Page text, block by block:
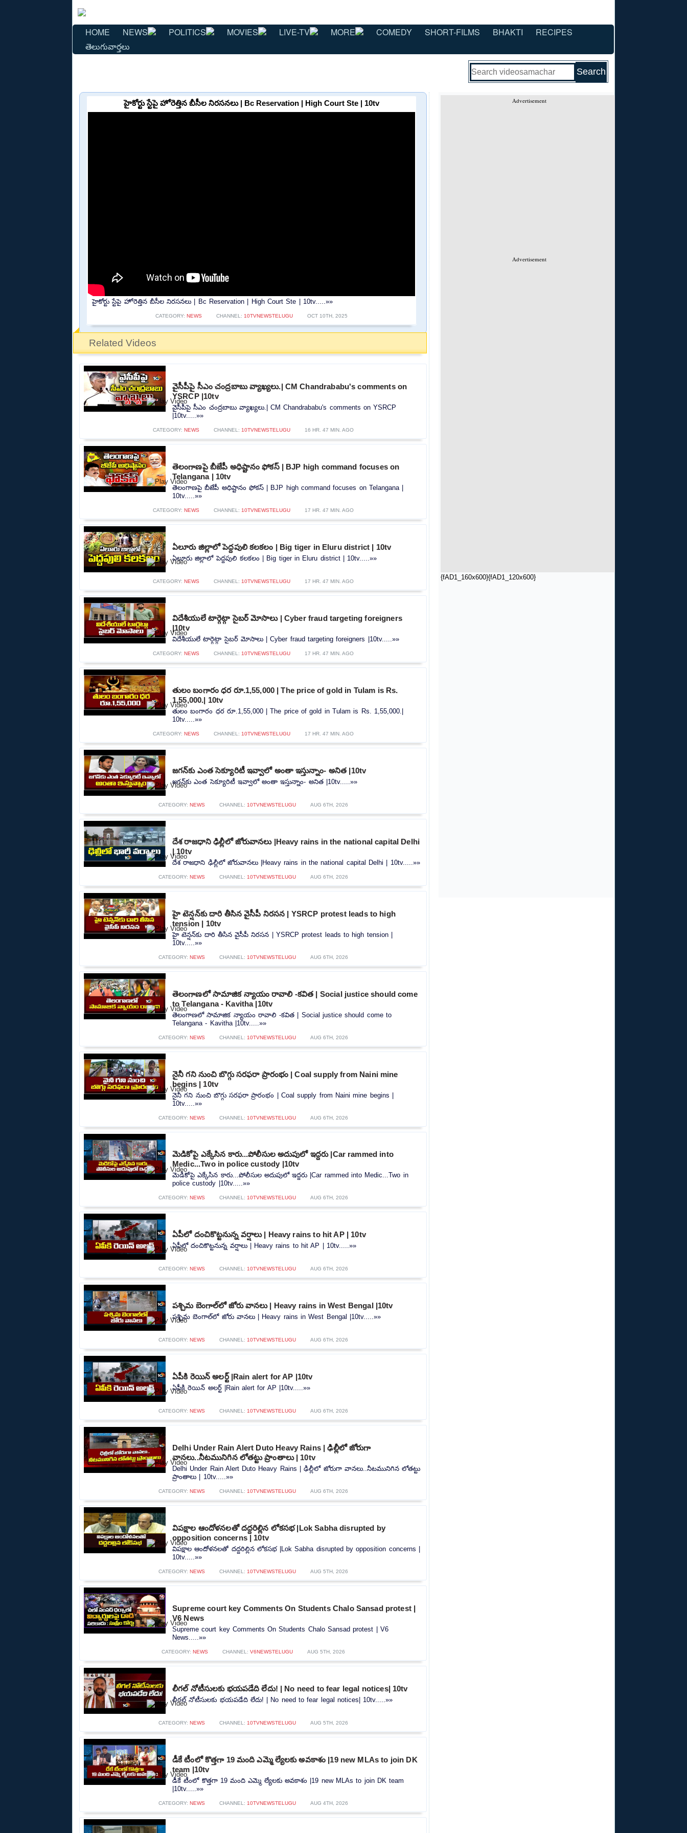
HOME NEWS POLITICS MOVIES LIVE-TV MORE COMEDY SHORT-FILMS BHAKTI
RECIPES
తెలుగువార్తలు
Advertisement
Advertisement
{fAD1_160x600}{fAD1_120x600}
హైకోర్టు స్టేపై హోరెత్తిన బీసీల నిరసనలు | Bc Reservation | High Court Ste | 10tv
హైకోర్టు స్టేపై హోరెత్తిన బీసీల నిరసనలు | Bc Reservation | High Court Ste | 10tv.....»»
CATEGORY: NEWS CHANNEL: 10TVNEWSTELUGU OCT 10TH, 2025
Related Videos
వైసీపీపై సీఎం చంద్రబాబు వ్యాఖ్యలు.| CM Chandrababu's comments on
YSRCP |10tv
వైసీపీపై సీఎం చంద్రబాబు వ్యాఖ్యలు.| CM Chandrababu's comments on YSRCP
|10tv.....»»
CATEGORY: NEWS CHANNEL: 10TVNEWSTELUGU 16 HR. 47 MIN. AGO
తెలంగాణపై బీజేపీ అధిష్టానం ఫోకస్ | BJP high command focuses on
Telangana | 10tv
తెలంగాణపై బీజేపీ అధిష్టానం ఫోకస్ | BJP high command focuses on Telangana |
10tv.....»»
CATEGORY: NEWS CHANNEL: 10TVNEWSTELUGU 17 HR. 47 MIN. AGO
ఏలూరు జిల్లాలో పెద్దపులి కలకలం | Big tiger in Eluru district | 10tv
ఏలూరు జిల్లాలో పెద్దపులి కలకలం | Big tiger in Eluru district | 10tv.....»»
CATEGORY: NEWS CHANNEL: 10TVNEWSTELUGU 17 HR. 47 MIN. AGO
విదేశీయులే టార్గెట్గా సైబర్ మోసాలు | Cyber ​​fraud targeting foreigners
|10tv
విదేశీయులే టార్గెట్గా సైబర్ మోసాలు | Cyber ​​fraud targeting foreigners |10tv.....»»
CATEGORY: NEWS CHANNEL: 10TVNEWSTELUGU 17 HR. 47 MIN. AGO
తులం బంగారం ధర రూ.1,55,000 | The price of gold in Tulam is Rs.
1,55,000.| 10tv
తులం బంగారం ధర రూ.1,55,000 | The price of gold in Tulam is Rs. 1,55,000.|
10tv.....»»
CATEGORY: NEWS CHANNEL: 10TVNEWSTELUGU 17 HR. 47 MIN. AGO
జగన్‌కు ఎంత సెక్యూరిటీ ఇవ్వాలో అంతా ఇస్తున్నాం- అనిత |10tv
జగన్‌కు ఎంత సెక్యూరిటీ ఇవ్వాలో అంతా ఇస్తున్నాం- అనిత |10tv.....»»
CATEGORY: NEWS CHANNEL: 10TVNEWSTELUGU AUG 6TH, 2026
దేశ రాజధాని ఢిల్లీలో జోరువానలు |Heavy rains in the national capital Delhi
| 10tv
దేశ రాజధాని ఢిల్లీలో జోరువానలు |Heavy rains in the national capital Delhi | 10tv.....»»
CATEGORY: NEWS CHANNEL: 10TVNEWSTELUGU AUG 6TH, 2026
హై టెన్షన్‌కు దారి తీసిన వైసీపీ నిరసన | YSRCP protest leads to high
tension | 10tv
హై టెన్షన్‌కు దారి తీసిన వైసీపీ నిరసన | YSRCP protest leads to high tension |
10tv.....»»
CATEGORY: NEWS CHANNEL: 10TVNEWSTELUGU AUG 6TH, 2026
తెలంగాణలో సామాజిక న్యాయం రావాలి -కవిత | Social justice should come
to Telangana - Kavitha |10tv
తెలంగాణలో సామాజిక న్యాయం రావాలి -కవిత | Social justice should come to
Telangana - Kavitha |10tv.....»»
CATEGORY: NEWS CHANNEL: 10TVNEWSTELUGU AUG 6TH, 2026
నైనీ గని నుంచి బొగ్గు సరఫరా ప్రారంభం | Coal supply from Naini mine
begins | 10tv
నైనీ గని నుంచి బొగ్గు సరఫరా ప్రారంభం | Coal supply from Naini mine begins |
10tv.....»»
CATEGORY: NEWS CHANNEL: 10TVNEWSTELUGU AUG 6TH, 2026
మెడికోపై ఎక్కేసిన కారు...పోలీసుల అదుపులో ఇద్దరు |Car rammed into
Medic...Two in police custody |10tv
మెడికోపై ఎక్కేసిన కారు...పోలీసుల అదుపులో ఇద్దరు |Car rammed into Medic...Two in
police custody |10tv.....»»
CATEGORY: NEWS CHANNEL: 10TVNEWSTELUGU AUG 6TH, 2026
ఏపీలో దంచికొట్టనున్న వర్షాలు | Heavy rains to hit AP | 10tv
ఏపీలో దంచికొట్టనున్న వర్షాలు | Heavy rains to hit AP | 10tv.....»»
CATEGORY: NEWS CHANNEL: 10TVNEWSTELUGU AUG 6TH, 2026
పశ్చిమ బెంగాల్‌లో జోరు వానలు | Heavy rains in West Bengal |10tv
పశ్చిమ బెంగాల్‌లో జోరు వానలు | Heavy rains in West Bengal |10tv.....»»
CATEGORY: NEWS CHANNEL: 10TVNEWSTELUGU AUG 6TH, 2026
ఏపీకి రెయిన్ అలర్ట్ |Rain alert for AP |10tv
ఏపీకి రెయిన్ అలర్ట్ |Rain alert for AP |10tv.....»»
CATEGORY: NEWS CHANNEL: 10TVNEWSTELUGU AUG 6TH, 2026
Delhi Under Rain Alert Duto Heavy Rains | ఢిల్లీలో జోరుగా
వానలు..నీటమునిగిన లోతట్టు ప్రాంతాలు | 10tv
Delhi Under Rain Alert Duto Heavy Rains | ఢిల్లీలో జోరుగా వానలు..నీటమునిగిన లోతట్టు
ప్రాంతాలు | 10tv.....»»
CATEGORY: NEWS CHANNEL: 10TVNEWSTELUGU AUG 6TH, 2026
విపక్షాల ఆందోళనలతో దద్దరిల్లిన లోకసభ |Lok Sabha disrupted by
opposition concerns | 10tv
విపక్షాల ఆందోళనలతో దద్దరిల్లిన లోకసభ |Lok Sabha disrupted by opposition concerns |
10tv.....»»
CATEGORY: NEWS CHANNEL: 10TVNEWSTELUGU AUG 5TH, 2026
Supreme court key Comments On Students Chalo Sansad protest |
V6 News
Supreme court key Comments On Students Chalo Sansad protest | V6
News.....»»
CATEGORY: NEWS CHANNEL: V6NEWSTELUGU AUG 5TH, 2026
లీగల్ నోటీసులకు భయపడేది లేదు! | No need to fear legal notices| 10tv
లీగల్ నోటీసులకు భయపడేది లేదు! | No need to fear legal notices| 10tv.....»»
CATEGORY: NEWS CHANNEL: 10TVNEWSTELUGU AUG 5TH, 2026
డీకే టీంలో కొత్తగా 19 మంది ఎమ్మె ల్యేలకు అవకాశం |19 new MLAs to join DK
team |10tv
డీకే టీంలో కొత్తగా 19 మంది ఎమ్మె ల్యేలకు అవకాశం |19 new MLAs to join DK team
|10tv.....»»
CATEGORY: NEWS CHANNEL: 10TVNEWSTELUGU AUG 4TH, 2026